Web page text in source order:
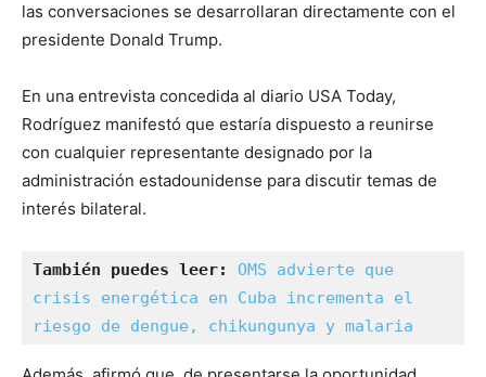
las conversaciones se desarrollaran directamente con el
presidente Donald Trump.
En una entrevista concedida al diario USA Today,
Rodríguez manifestó que estaría dispuesto a reunirse
con cualquier representante designado por la
administración estadounidense para discutir temas de
interés bilateral.
También puedes leer:
OMS advierte que
crisis energética en Cuba incrementa el
riesgo de dengue, chikungunya y malaria